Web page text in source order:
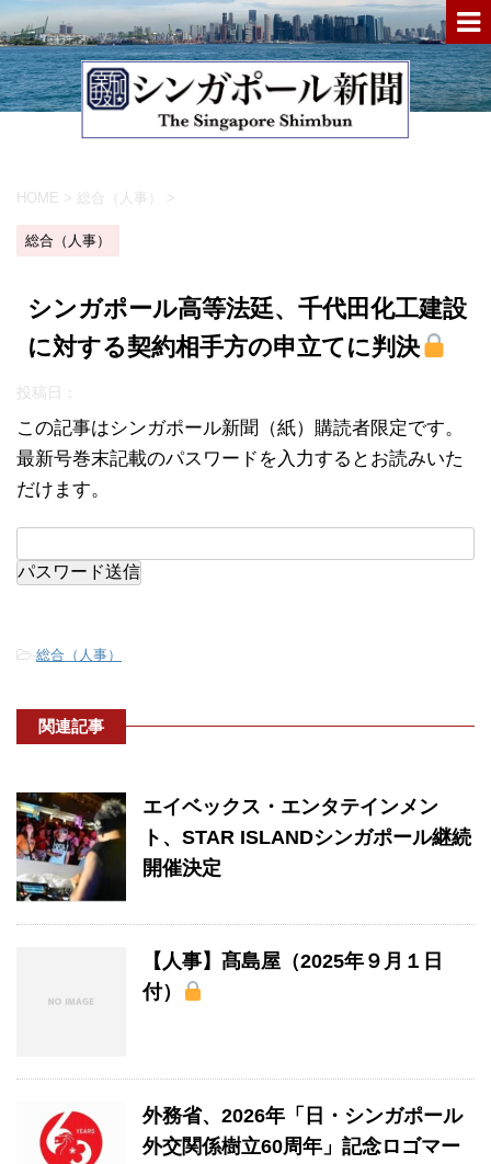
HOME > 総合（人事） >
総合（人事）
シンガポール高等法廷、千代田化工建設
に対する契約相手方の申立てに判決
投稿日：
この記事はシンガポール新聞（紙）購読者限定です。
最新号巻末記載のパスワードを入力するとお読みいた
だけます。
-総合（人事）
関連記事
エイベックス・エンタテインメン
ト、STAR ISLANDシンガポール継続
開催決定
【人事】髙島屋（2025年９月１日
付）
外務省、2026年「日・シンガポール
外交関係樹立60周年」記念ロゴマー